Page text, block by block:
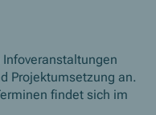
Projektumsetzung an.
findet sich im